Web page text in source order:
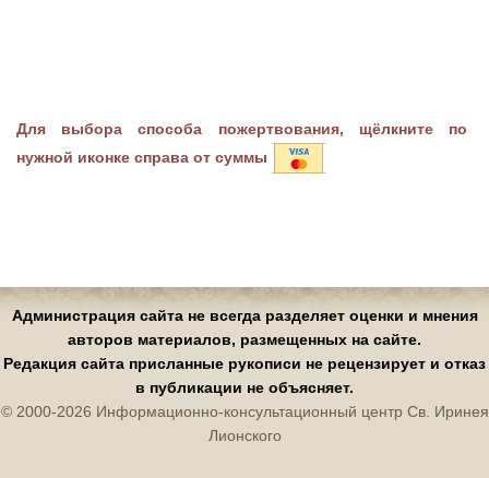
Для выбора способа пожертвования, щёлкните по
нужной иконке справа от суммы
Администрация сайта не всегда разделяет оценки и мнения
авторов материалов, размещенных на сайте.
Редакция сайта присланные рукописи не рецензирует и отказ
в публикации не объясняет.
© 2000-2026 Информационно-консультационный центр Св. Иринея
Лионского